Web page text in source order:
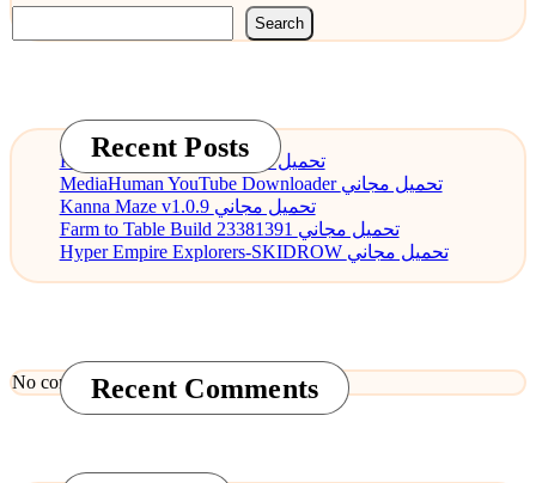
Search
Recent PostsPDF Annotator 9.0.0 تحميل مجاني
MediaHuman YouTube Downloader تحميل مجاني
Kanna Maze v1.0.9 تحميل مجاني
Farm to Table Build 23381391 تحميل مجاني
Hyper Empire Explorers-SKIDROW تحميل مجاني
Recent Comments
No comments to show.